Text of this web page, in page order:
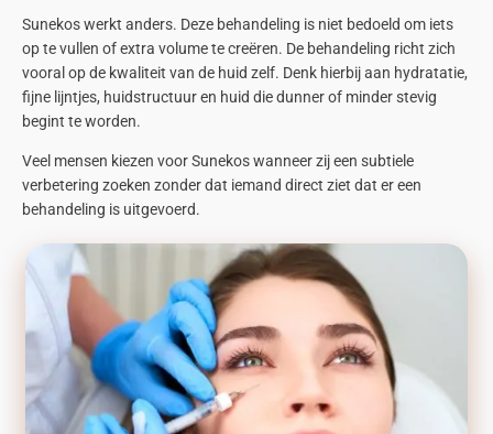
Sunekoswerkt anders. Deze behandeling is niet bedoeld om iets
op te vullen of extra volume te creëren. De behandeling richt zich
vooral op de kwaliteit van de huid zelf. Denk hierbij aan hydratatie,
fijne lijntjes, huidstructuur en huid die dunner of minder stevig
begint te worden.
Veel mensen kiezen voorSunekoswanneer zij een subtiele
verbetering zoeken zonder dat iemand direct ziet dat er een
behandeling is uitgevoerd.